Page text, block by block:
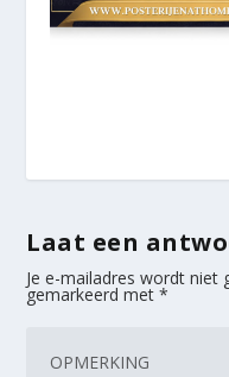
Laat een
Je e-mailadres wordt niet
gemarkeerd met*